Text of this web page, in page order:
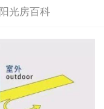
阳光房百科